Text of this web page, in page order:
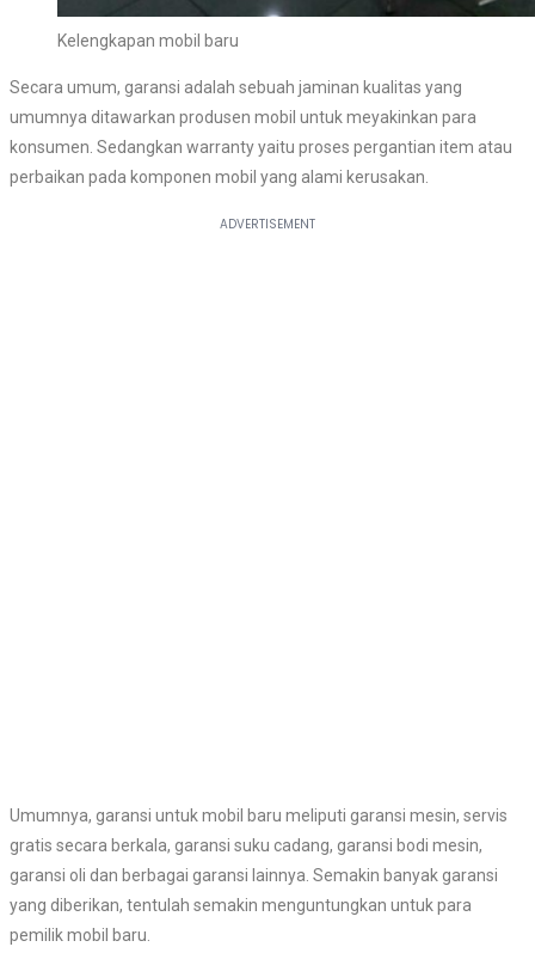
Kelengkapan mobil baru
Secara umum, garansi adalah sebuah jaminan kualitas yang
umumnya ditawarkan produsen mobil untuk meyakinkan para
konsumen. Sedangkan warranty yaitu proses pergantian item atau
perbaikan pada komponen mobil yang alami kerusakan.
Umumnya, garansi untuk mobil baru meliputi garansi mesin, servis
gratis secara berkala, garansi suku cadang, garansi bodi mesin,
garansi oli dan berbagai garansi lainnya. Semakin banyak garansi
yang diberikan, tentulah semakin menguntungkan untuk para
pemilik mobil baru.